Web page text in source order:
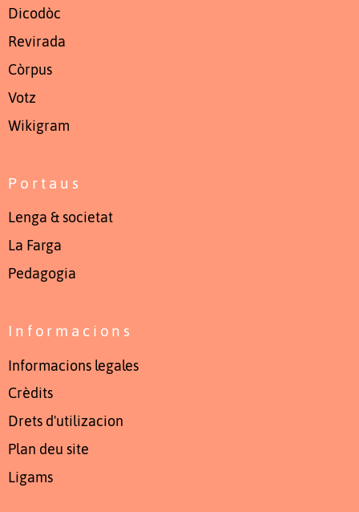
Dicodòc
Revirada
Còrpus
Votz
Wikigram
Portaus
Lenga & societat
La Farga
Pedagogia
Informacions
Informacions legales
Crèdits
Drets d'utilizacion
Plan deu site
Ligams